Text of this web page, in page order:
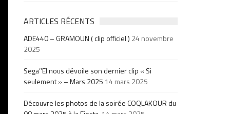
ARTICLES RÉCENTS
ADE440 – GRAMOUN ( clip officiel ) 24 novembre
2025
Sega’’El nous dévoile son dernier clip « Si
seulement » – Mars 2025 14 mars 2025
Découvre les photos de la soirée COQLAKOUR du